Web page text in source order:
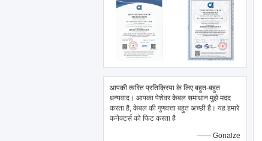
आपकी त्वरित प्रतिक्रिया के लिए बहुत-बहुत
धन्यवाद। आपका पेशेवर केबल समाधान मुझे मदद
करता है, केबल की गुणवत्ता बहुत अच्छी है। यह हमारे
कनेक्टर्स को फिट करता है
—— Gonalze